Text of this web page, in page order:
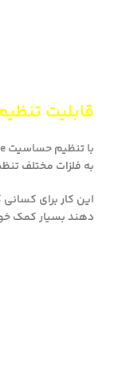
قابلیت
به فلزات مختلف
این کار برای
دهند بسیار کمک